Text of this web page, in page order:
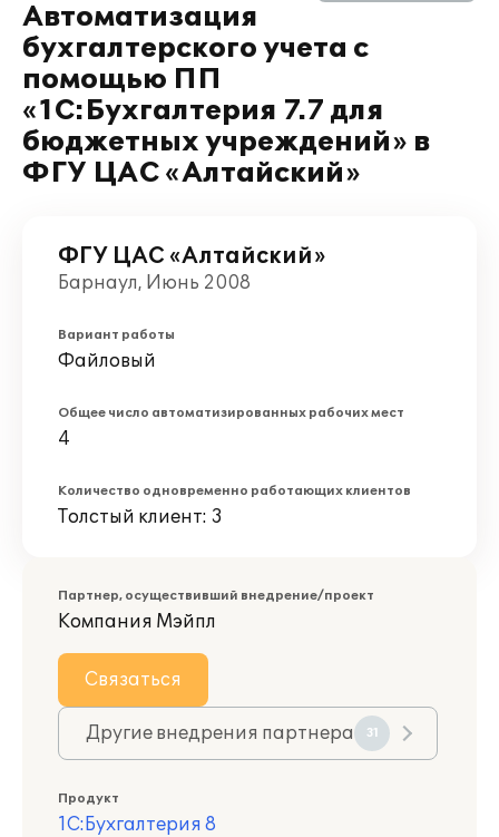
Автоматизация
бухгалтерского учета с
помощью ПП
«1С:Бухгалтерия 7.7 для
бюджетных учреждений» в
ФГУ ЦАС «Алтайский»
ФГУ ЦАС «Алтайский»
Барнаул, Июнь 2008
Вариант работы
Файловый
Общее число автоматизированных рабочих мест
4
Количество одновременно работающих клиентов
Толстый клиент: 3
Партнер, осуществивший внедрение/проект
Компания Мэйпл
Связаться
Другие внедрения партнера 31
Продукт
1С:Бухгалтерия 8